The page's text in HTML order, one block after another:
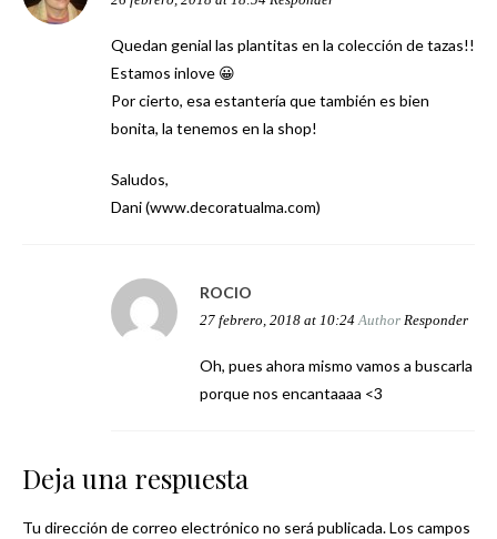
Quedan genial las plantitas en la colección de tazas!!
Estamos inlove 😀
Por cierto, esa estantería que también es bien
bonita, la tenemos en la shop!
Saludos,
Dani (www.decoratualma.com)
ROCIO
27 febrero, 2018 at 10:24 Author Responder
Oh, pues ahora mismo vamos a buscarla
porque nos encantaaaa <3
Deja una respuesta
Tu dirección de correo electrónico no será publicada.Los campos